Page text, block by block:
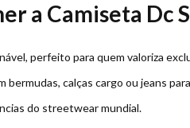
a Camiseta Dc
perfeito para quem valoriza
bermudas, calças cargo ou jeans
do streetwear mundial.